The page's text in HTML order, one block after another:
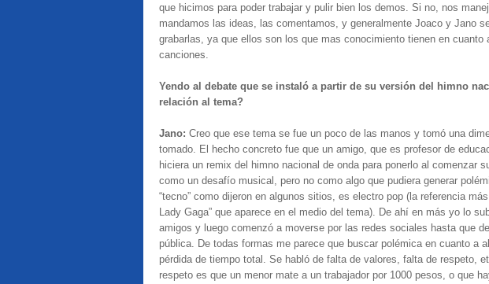
que hicimos para poder trabajar y pulir bien los demos. Si no, nos
mandamos las ideas, las comentamos, y generalmente Joaco y Jano
grabarlas, ya que ellos son los que mas conocimiento tienen en cuanto
canciones.
Yendo al debate que se instaló a partir de su versión del himno
relación al tema?
Jano: Creo que ese tema se fue un poco de las manos y tomó una
tomado. El hecho concreto fue que un amigo, que es profesor de
hiciera un remix del himno nacional de onda para ponerlo al comenzar
como un desafío musical, pero no como algo que pudiera generar
“tecno” como dijeron en algunos sitios, es electro pop (la referencia
Lady Gaga” que aparece en el medio del tema). De ahí en más yo lo
amigos y luego comenzó a moverse por las redes sociales hasta que
pública. De todas formas me parece que buscar polémica en cuanto a
pérdida de tiempo total. Se habló de falta de valores, falta de respeto,
respeto es que un menor mate a un trabajador por 1000 pesos, o que